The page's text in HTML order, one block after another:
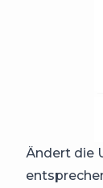
Ändert die